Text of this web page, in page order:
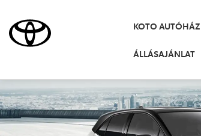
KOTO AUTÓHÁZ
ÁLLÁSAJÁNLAT